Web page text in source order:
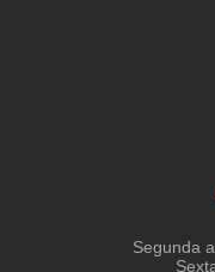
Segunda